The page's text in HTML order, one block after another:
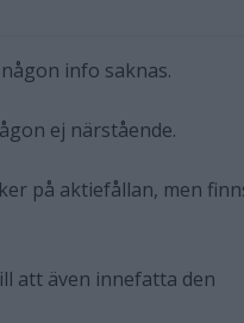
info saknas.
ej närstående.
på aktiefållan, men
att även innefatta den